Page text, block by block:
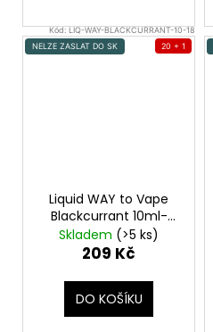
Kód:LIQ-WAY-BLACKCURRANT-10-18
NELZE ZASLAT DO SK
20 + 1
Liquid WAY to Vape
Blackcurrant 10ml-
18mg
Skladem (>5 ks)
209 Kč
DO KOŠÍKU